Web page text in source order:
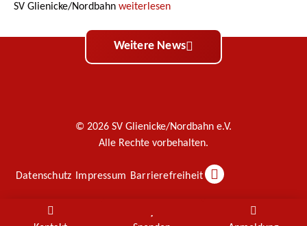
SV Glienicke/Nordbahn weiterlesen
Weitere News
© 2026 SV Glienicke/Nordbahn e.V.
Alle Rechte vorbehalten.
Datenschutz Impressum Barrierefreiheit